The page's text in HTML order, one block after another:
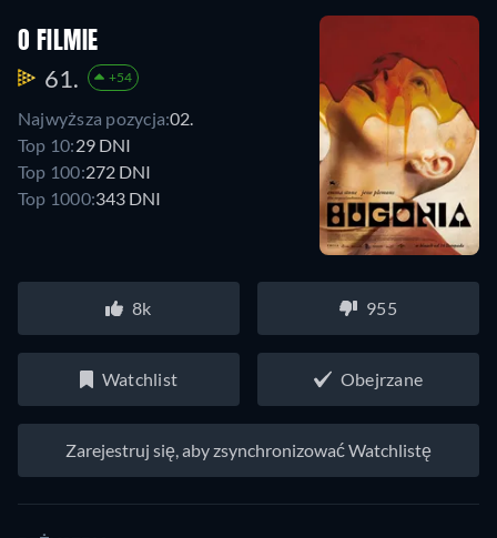
O FILMIE
61. +54
Najwyższa pozycja:02.
Top 10:29 DNI
Top 100:272 DNI
Top 1000:343 DNI
8k 955
Watchlist Obejrzane
Zarejestruj się, aby zsynchronizować Watchlistę